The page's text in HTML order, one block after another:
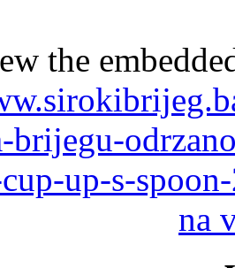
the
brijegu-
up-s-
na